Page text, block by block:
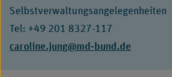
Selbstverwaltungsangelegenheiten
Tel: +49 201 8327-117
E-
caroline.jung@md-bund.de